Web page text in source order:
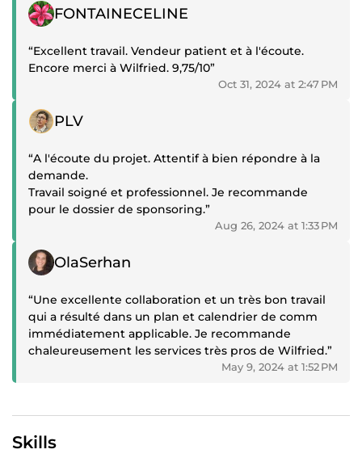
Positive review
FONTAINECELINE
“Excellent travail. Vendeur patient et à l'écoute.
Encore merci à Wilfried. 9,75/10”
Oct 31, 2024 at 2:47 PM
Positive review
PLV
“A l'écoute du projet. Attentif à bien répondre à la
demande.
Travail soigné et professionnel. Je recommande
pour le dossier de sponsoring.”
Aug 26, 2024 at 1:33 PM
Positive review
OlaSerhan
“Une excellente collaboration et un très bon travail
qui a résulté dans un plan et calendrier de comm
immédiatement applicable. Je recommande
chaleureusement les services très pros de Wilfried.”
May 9, 2024 at 1:52 PM
Skills